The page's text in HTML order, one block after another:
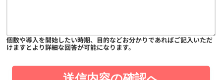
個数や導入を開始したい時期、目的などお分かりであればご記入いただ
けますとより詳細な回答が可能になります。